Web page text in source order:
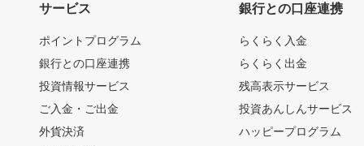
サービス
ポイントプログラム
銀行との口座連携
投資情報サービス
ご入金・ご出金
外貨決済
銀行との口座連携
らくらく入金
らくらく出金
残高表示サービス
投資あんしんサービス
ハッピープログラム